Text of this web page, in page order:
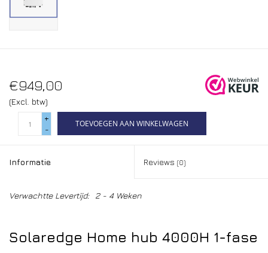
€949,00
(Excl. btw)
+
-
TOEVOEGEN AAN WINKELWAGEN
Informatie Reviews (0)
Verwachtte Levertijd: 2 - 4 Weken
Solaredge Home hub 4000H 1-fase